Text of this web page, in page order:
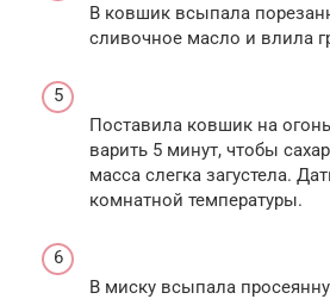
В ковшик всыпала
сливочное масло и влила
Поставила ковшик на
варить 5 минут, чтобы
масса слегка загустела.
комнатной температуры.
В миску всыпала